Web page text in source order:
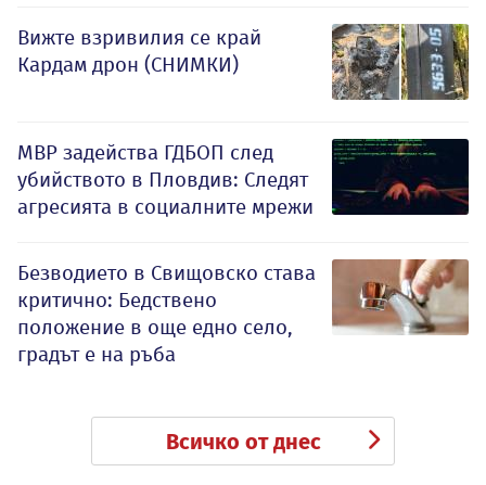
Вижте взривилия се край
Кардам дрон (СНИМКИ)
МВР задейства ГДБОП след
убийството в Пловдив: Следят
агресията в социалните мрежи
Безводието в Свищовско става
критично: Бедствено
положение в още едно село,
градът е на ръба
Всичко от днес